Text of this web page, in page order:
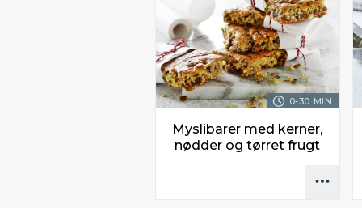
0-30 MIN.
Myslibarer med kerner,
nødder og tørret frugt